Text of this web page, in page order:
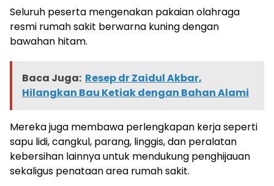
Seluruh peserta mengenakan pakaian olahraga
resmi rumah sakit berwarna kuning dengan
bawahan hitam.
Baca Juga: Resep dr Zaidul Akbar,
Hilangkan Bau Ketiak dengan Bahan Alami
Mereka juga membawa perlengkapan kerja seperti
sapu lidi, cangkul, parang, linggis, dan peralatan
kebersihan lainnya untuk mendukung penghijauan
sekaligus penataan area rumah sakit.